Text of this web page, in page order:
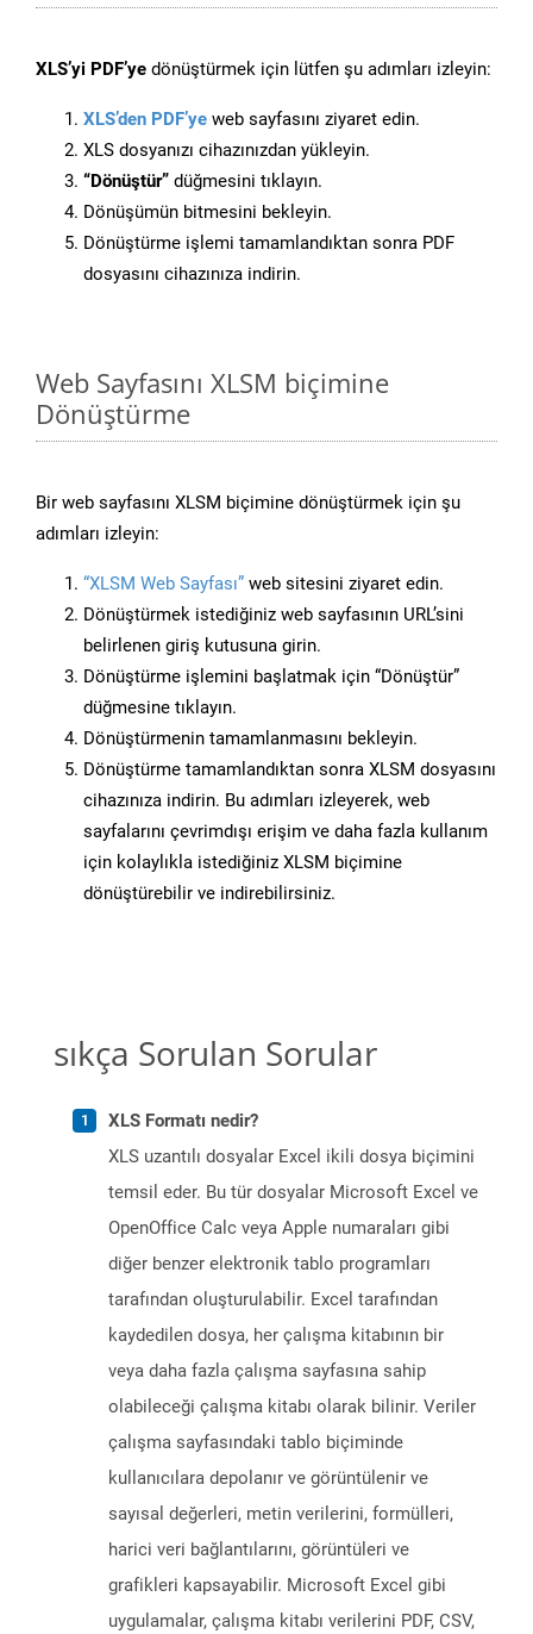
XLS’yi PDF’ye dönüştürmek için lütfen şu adımları izleyin:
XLS’den PDF’ye web sayfasını ziyaret edin.
XLS dosyanızı cihazınızdan yükleyin.
“Dönüştür” düğmesini tıklayın.
Dönüşümün bitmesini bekleyin.
Dönüştürme işlemi tamamlandıktan sonra PDF
dosyasını cihazınıza indirin.
Web Sayfasını XLSM biçimine
Dönüştürme
Bir web sayfasını XLSM biçimine dönüştürmek için şu
adımları izleyin:
“XLSM Web Sayfası” web sitesini ziyaret edin.
Dönüştürmek istediğiniz web sayfasının URL’sini
belirlenen giriş kutusuna girin.
Dönüştürme işlemini başlatmak için “Dönüştür”
düğmesine tıklayın.
Dönüştürmenin tamamlanmasını bekleyin.
Dönüştürme tamamlandıktan sonra XLSM dosyasını
cihazınıza indirin. Bu adımları izleyerek, web
sayfalarını çevrimdışı erişim ve daha fazla kullanım
için kolaylıkla istediğiniz XLSM biçimine
dönüştürebilir ve indirebilirsiniz.
sıkça Sorulan Sorular
XLS Formatı nedir?
XLS uzantılı dosyalar Excel ikili dosya biçimini
temsil eder. Bu tür dosyalar Microsoft Excel ve
OpenOffice Calc veya Apple numaraları gibi
diğer benzer elektronik tablo programları
tarafından oluşturulabilir. Excel tarafından
kaydedilen dosya, her çalışma kitabının bir
veya daha fazla çalışma sayfasına sahip
olabileceği çalışma kitabı olarak bilinir. Veriler
çalışma sayfasındaki tablo biçiminde
kullanıcılara depolanır ve görüntülenir ve
sayısal değerleri, metin verilerini, formülleri,
harici veri bağlantılarını, görüntüleri ve
grafikleri kapsayabilir. Microsoft Excel gibi
uygulamalar, çalışma kitabı verilerini PDF, CSV,